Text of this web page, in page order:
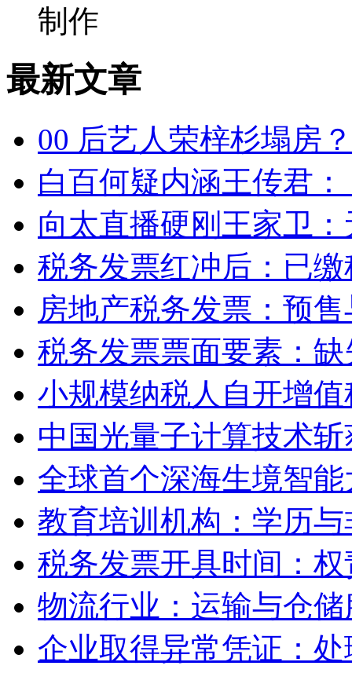
最新文章
00 后艺人荣梓杉塌房
白百何疑内涵王传君
向太直播硬刚王家卫
税务发票红冲后：已
房地产税务发票：预
税务发票票面要素：
小规模纳税人自开增
中国光量子计算技术
全球首个深海生境智
教育培训机构：学历
税务发票开具时间：
物流行业：运输与仓
企业取得异常凭证：